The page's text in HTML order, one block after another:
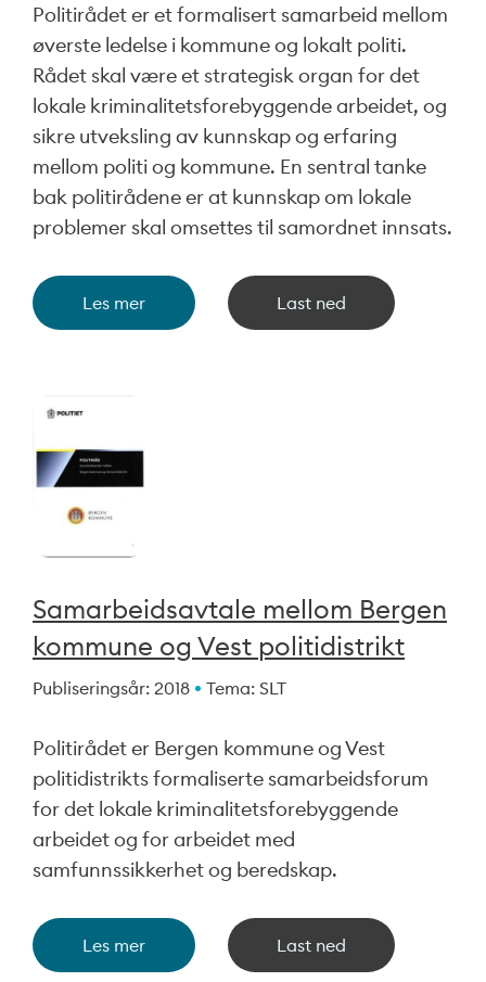
Politirådet er et formalisert samarbeid mellom
øverste ledelse i kommune og lokalt politi.
Rådet skal være et strategisk organ for det
lokale kriminalitetsforebyggende arbeidet, og
sikre utveksling av kunnskap og erfaring
mellom politi og kommune. En sentral tanke
bak politirådene er at kunnskap om lokale
problemer skal omsettes til samordnet innsats.
Les mer Last ned
Samarbeidsavtale mellom Bergen
kommune og Vest politidistrikt
Publiseringsår: 2018 Tema: SLT
Politirådet er Bergen kommune og Vest
politidistrikts formaliserte samarbeidsforum
for det lokale kriminalitetsforebyggende
arbeidet og for arbeidet med
samfunnssikkerhet og beredskap.
Les mer Last ned